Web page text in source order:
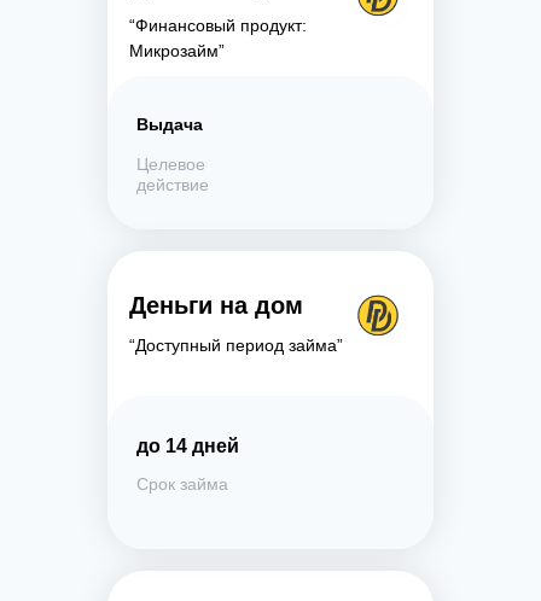
“Финансовый продукт:
Микрозайм”
Выдача
Целевое
действие
Деньги на дом
“Доступный период займа”
до 14 дней
Срок займа